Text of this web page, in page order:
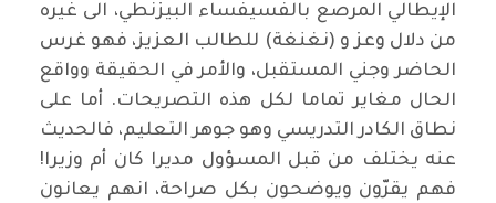
الإيطالي المرصع بالفسيفساء البيزنطي، الى غيره
من دلال وعز و (نغنغة) للطالب العزيز، فهو غرس
الحاضر وجني المستقبل، والأمر في الحقيقة وواقع
الحال مغاير تماما لكل هذه التصريحات. أما على
نطاق الكادر التدريسي وهو جوهر التعليم، فالحديث
عنه يختلف من قبل المسؤول مديرا كان أم وزيرا!
فهم يقرّون ويوضحون بكل صراحة، انهم يعانون